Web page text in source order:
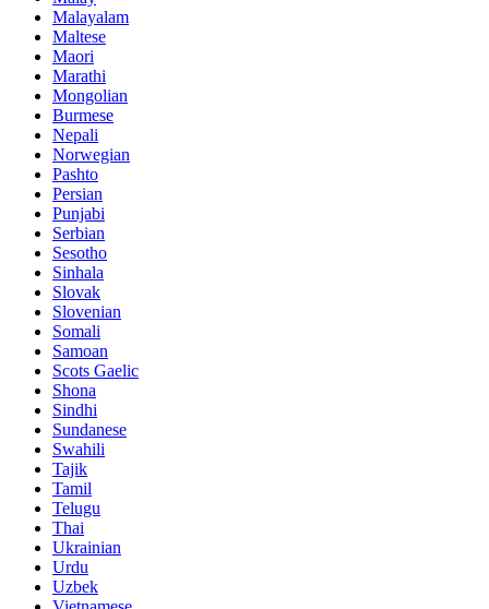
Malayalam
Maltese
Maori
Marathi
Mongolian
Burmese
Nepali
Norwegian
Pashto
Persian
Punjabi
Serbian
Sesotho
Sinhala
Slovak
Slovenian
Somali
Samoan
Scots Gaelic
Shona
Sindhi
Sundanese
Swahili
Tajik
Tamil
Telugu
Thai
Ukrainian
Urdu
Uzbek